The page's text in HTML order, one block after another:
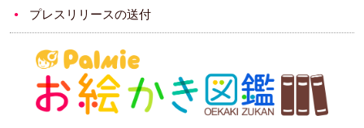
プレスリリースの送付